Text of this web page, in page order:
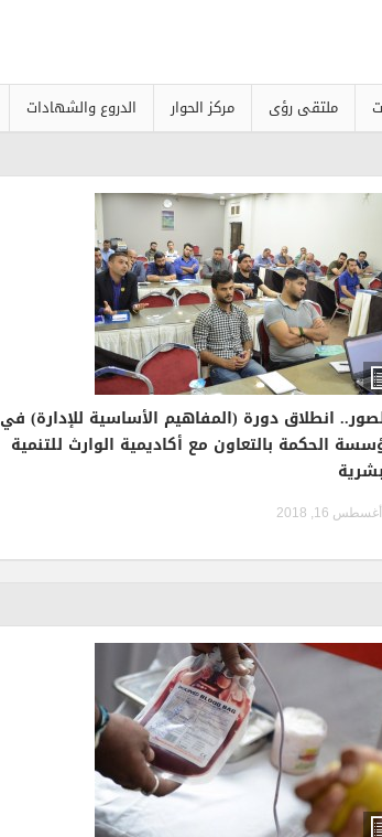
ملتقى رؤى مركز الحوار الدروع والشهادات
انطلاق دورة (المفاهيم الأساسية للإدارة) في
الحكمة بالتعاون مع أكاديمية الوارث للتنمية
أغسطس 16, 2018